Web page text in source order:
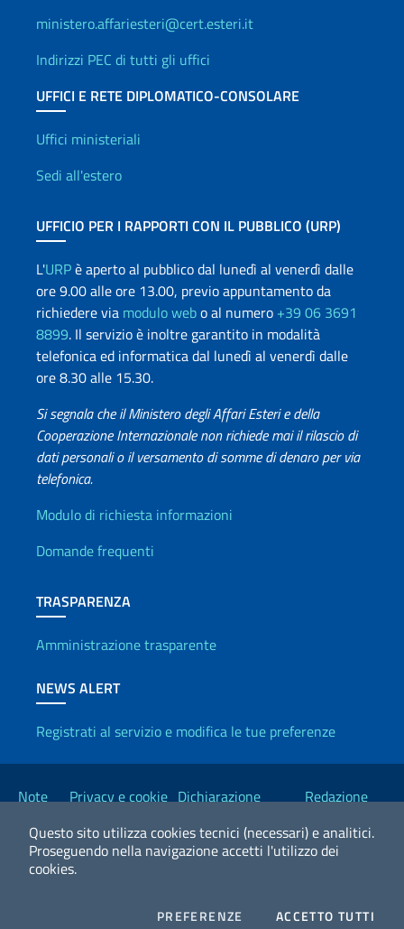
Questo sito utilizza cookies tecnici (necessari) e analitici.
Proseguendo nella navigazione accetti l'utilizzo dei
cookies.
PREFERENZE COOKIESACCETTO TUTTI
ministero.affariesteri@cert.esteri.it
Indirizzi PEC di tutti gli uffici
UFFICI E RETE DIPLOMATICO-CONSOLARE
Uffici e Rete diplomatica
Uffici ministeriali
Sedi all'estero
UFFICIO PER I RAPPORTI CON IL PUBBLICO (URP)
L'URPè aperto al pubblico dal lunedì al venerdì dalle
ore 9.00 alle ore 13.00, previo appuntamento da
richiedere via modulo webo al numero +39 06 3691
8899. Il servizio è inoltre garantito in modalità
telefonica ed informatica dal lunedì al venerdì dalle
ore 8.30 alle 15.30.
Si segnala che il Ministero degli Affari Esteri e della
Cooperazione Internazionale non richiede mai il rilascio di
dati personali o il versamento di somme di denaro per via
telefonica.
Info utili
Modulo di richiesta informazioni
Domande frequenti
TRASPARENZA
Amministrazione trasparente
NEWS ALERT
Registrati al servizio e modifica le tue preferenze
Link Utili
Note
Privacy e cookie Dichiarazione
Redazione